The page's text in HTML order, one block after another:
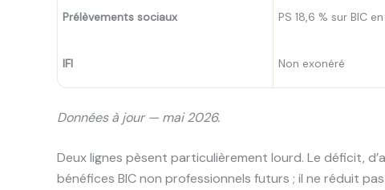
Prélèvements sociaux PS 18,6 % sur BIC
IFI Non exonéré
Données à jour — mai 2026.
Deux lignes pèsent particulièrement lourd. Le déficit,
bénéfices BIC non professionnels futurs ; il ne réduit pas